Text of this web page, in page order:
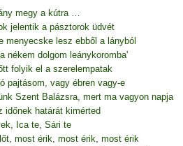
megy a kútra …
jelentik a pásztorok üdvét
menyecske lesz ebből a lányból
nékem dolgom leánykoromba'
folyik el a szerelempatak
pajtásom, vagy ébren vagy-e
Szent Balázsra, mert ma vagyon napja
időnek határát kimérted
Ica te, Sári te
most érik, most érik, most érik